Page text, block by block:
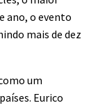
ano, o evento
mais de dez
um
Eurico